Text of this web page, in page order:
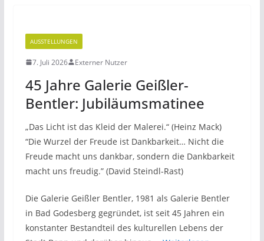
AUSSTELLUNGEN
7. Juli 2026 Externer Nutzer
45 Jahre Galerie Geißler-
Bentler: Jubiläumsmatinee
„Das Licht ist das Kleid der Malerei.“ (Heinz Mack)
“Die Wurzel der Freude ist Dankbarkeit… Nicht die
Freude macht uns dankbar, sondern die Dankbarkeit
macht uns freudig.” (David Steindl-Rast)
Die Galerie Geißler Bentler, 1981 als Galerie Bentler
in Bad Godesberg gegründet, ist seit 45 Jahren ein
konstanter Bestandteil des kulturellen Lebens der